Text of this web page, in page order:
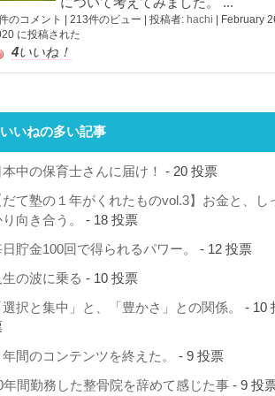
のコメント | 213件のビュー | 投稿者: hachi | February
に投稿された
4いいね！
いいねの多い記事
中の保育士さんに届け！ - 20 投票
だて塾の１年がくれたものvol.3】お金と、し
向き合う。
- 18 投票
貯金100回で得られるパワー。 - 12 投票
生の波に乗る - 10 投票
選択と集中」と、「豊かさ」との関係。
- 10
間のコンテンツを終えた。 - 9 投票
年間勤務した整骨院を辞めて感じた事 - 9 投